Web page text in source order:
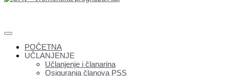
POČETNA
UČLANJENJE
Učlanjenje i članarina
Osiguranja članova PSS